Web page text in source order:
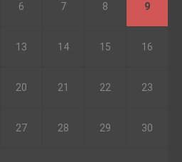
6 7 8 9
13 14 15 16
20 21 22 23
27 28 29 30